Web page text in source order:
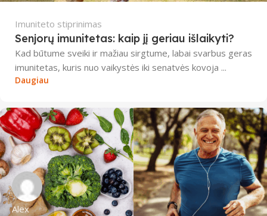
Imuniteto stiprinimas
Senjorų imunitetas: kaip jį geriau išlaikyti?
Kad būtume sveiki ir mažiau sirgtume, labai svarbus geras
imunitetas, kuris nuo vaikystės iki senatvės kovoja ...
Daugiau
Alex